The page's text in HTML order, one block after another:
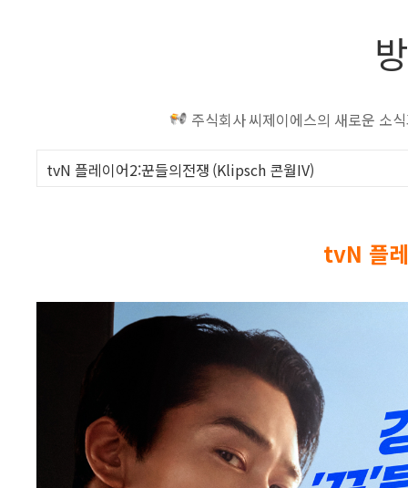
주식회사 씨제이에스의 새로운 소
tvN 플레이어2:꾼들의전쟁 (Klipsch 콘월IV)
tvN 플